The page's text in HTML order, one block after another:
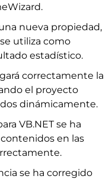
nueva propiedad,
utiliza como
estadístico.
correctamente la
el proyecto
dinámicamente.
VB.NET se ha
en las
se ha corregido